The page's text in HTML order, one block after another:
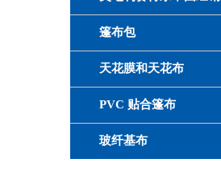
篷布包
天花膜和天花布
PVC 贴合篷布
玻纤基布